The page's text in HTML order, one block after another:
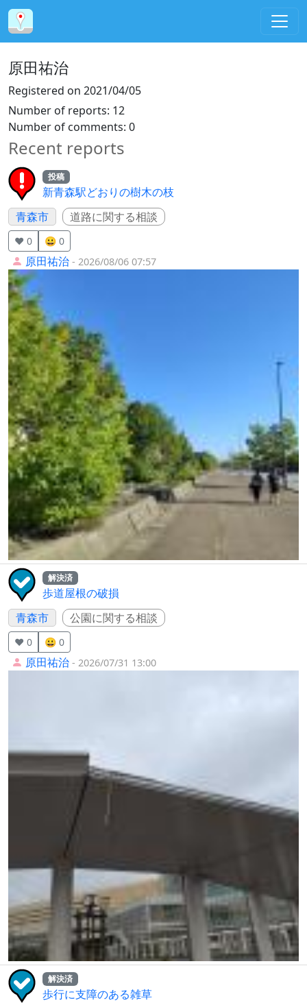
原田祐治
Registered on 2021/04/05
Number of reports: 12
Number of comments: 0
Recent reports
投稿
新青森駅どおりの樹木の枝
青森市
道路に関する相談
❤️ 0 😀 0
原田祐治 - 2026/08/06 07:57
解決済
歩道屋根の破損
青森市
公園に関する相談
❤️ 0 😀 0
原田祐治 - 2026/07/31 13:00
解決済
歩行に支障のある雑草